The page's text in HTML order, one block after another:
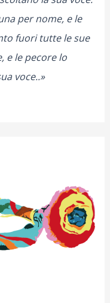
per nome, e le
fuori tutte le sue
e le pecore lo
voce..»